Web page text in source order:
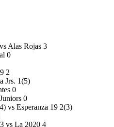
Alas Rojas 3
0
2
Jrs. 1(5)
0
0
vs Esperanza 19 2(3)
vs La 2020 4